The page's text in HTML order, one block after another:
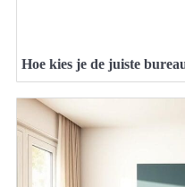
Hoe kies je de juiste